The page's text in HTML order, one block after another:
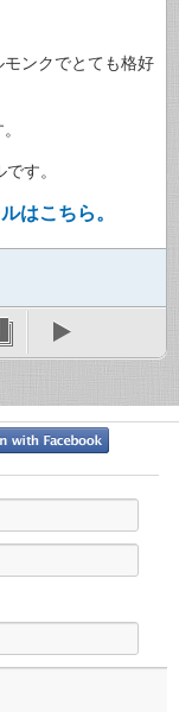
ンクでとても格好
す。
はこちら。